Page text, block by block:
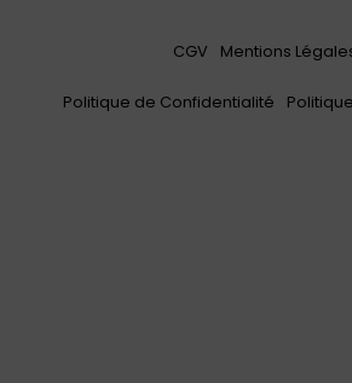
CGV Mentions
Politique de Confidentialité